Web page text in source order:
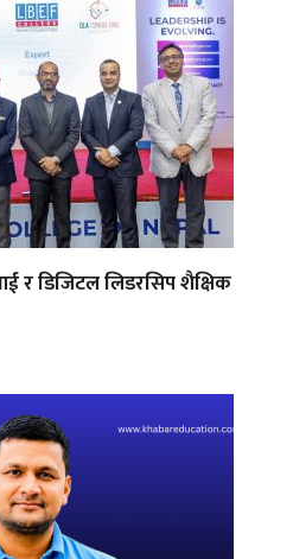
र डिजिटल लिडरसिप शैक्षिक